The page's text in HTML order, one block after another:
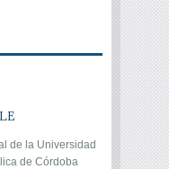
de la Universidad
de Córdoba